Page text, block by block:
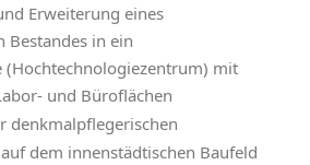
Erweiterung eines
Bestandes in ein
(Hochtechnologiezentrum) mit
und Büroflächen
denkmalpflegerischen
dem innenstädtischen Baufeld